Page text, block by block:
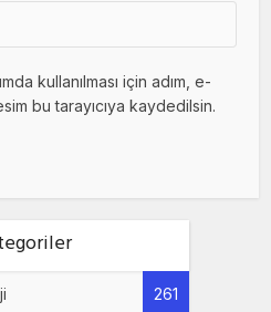
kullanılması için adım, e-
bu tarayıcıya kaydedilsin.
261